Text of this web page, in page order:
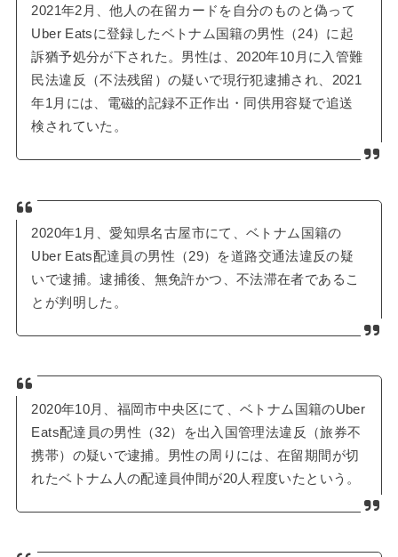
2021年2月、他人の在留カードを自分のものと偽って
Uber Eatsに登録したベトナム国籍の男性（24）に起
訴猶予処分が下された。男性は、2020年10月に入管難
民法違反（不法残留）の疑いで現行犯逮捕され、2021
年1月には、電磁的記録不正作出・同供用容疑で追送
検されていた。
2020年1月、愛知県名古屋市にて、ベトナム国籍の
Uber Eats配達員の男性（29）を道路交通法違反の疑
いで逮捕。逮捕後、無免許かつ、不法滞在者であるこ
とが判明した。
2020年10月、福岡市中央区にて、ベトナム国籍のUber
Eats配達員の男性（32）を出入国管理法違反（旅券不
携帯）の疑いで逮捕。男性の周りには、在留期間が切
れたベトナム人の配達員仲間が20人程度いたという。